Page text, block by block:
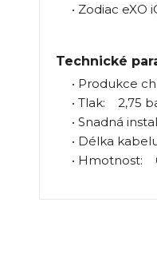
• Zodiac eXO
Technické
• Produkce
• Tlak: 2,75
• Snadná
• Délka
• Hmotnost: